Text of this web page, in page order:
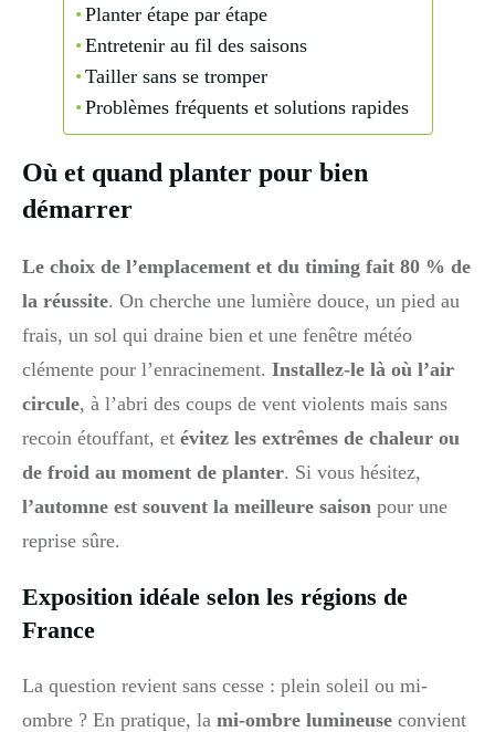
Planter étape par étape
Entretenir au fil des saisons
Tailler sans se tromper
Problèmes fréquents et solutions rapides
Où et quand planter pour bien
démarrer
Le choix de l’emplacement et du timing fait 80 % de
la réussite. On cherche une lumière douce, un pied au
frais, un sol qui draine bien et une fenêtre météo
clémente pour l’enracinement. Installez-le là où l’air
circule, à l’abri des coups de vent violents mais sans
recoin étouffant, et évitez les extrêmes de chaleur ou
de froid au moment de planter. Si vous hésitez,
l’automne est souvent la meilleure saison pour une
reprise sûre.
Exposition idéale selon les régions de
France
La question revient sans cesse : plein soleil ou mi-
ombre ? En pratique, la mi-ombre lumineuse convient